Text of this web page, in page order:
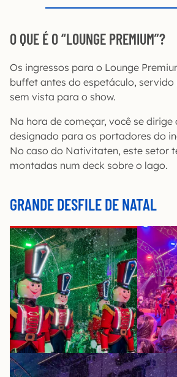
O QUE É O “LOUNGE PREMIUM”?
Os ingressos para o Lounge
buffet antes do espetáculo,
sem vista para o show.
Na hora de começar, você se
designado para os portadores do
No caso do Nativitaten, este setor
montadas num deck sobre o lago.
GRANDE DESFILE DE NATAL